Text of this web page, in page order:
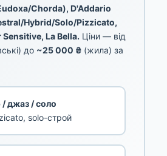
Chorda), D'Addario
Hybrid/Solo/Pizzicato,
La Bella. Ціни — від
до ~25 000 ₴ (жила) за
джаз / соло
solo-строй